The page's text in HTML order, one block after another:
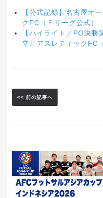
【公式記録】名古屋オ
クFC（Ｆリーグ公式）
【ハイライト／PO決
立川アスレティックFC
<< 前の記事へ